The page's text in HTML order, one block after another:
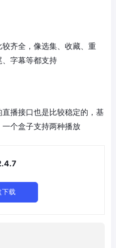
齐全，像选集、收藏、重
字幕等都支持
播接口也是比较稳定的，基
个盒子支持两种播放
下载